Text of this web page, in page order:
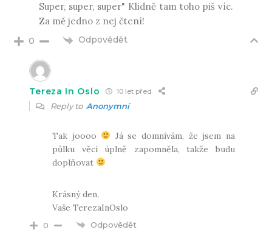
Super, super, super" Klidně tam toho piš víc.
Za mě jedno z nej čtení!
0 Odpovědět
Tereza In Oslo 10 let před
Reply to Anonymní
Tak joooo
Já se domnívám, že jsem na
půlku věcí úplně zapomněla, takže budu
doplňovat
Krásný den,
Vaše TerezaInOslo
0 Odpovědět